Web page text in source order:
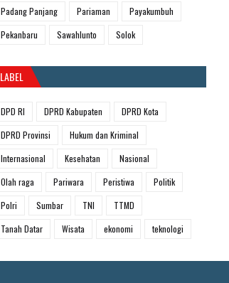
Padang Panjang
Pariaman
Payakumbuh
Pekanbaru
Sawahlunto Solok
LABEL
DPD RI DPRD Kabupaten
DPRD Kota
DPRD Provinsi
Hukum dan Kriminal
Internasional
Kesehatan
Nasional
Olah raga
Pariwara Peristiwa
Politik
Polri
Sumbar TNI
TTMD
Tanah Datar
Wisata ekonomi teknologi